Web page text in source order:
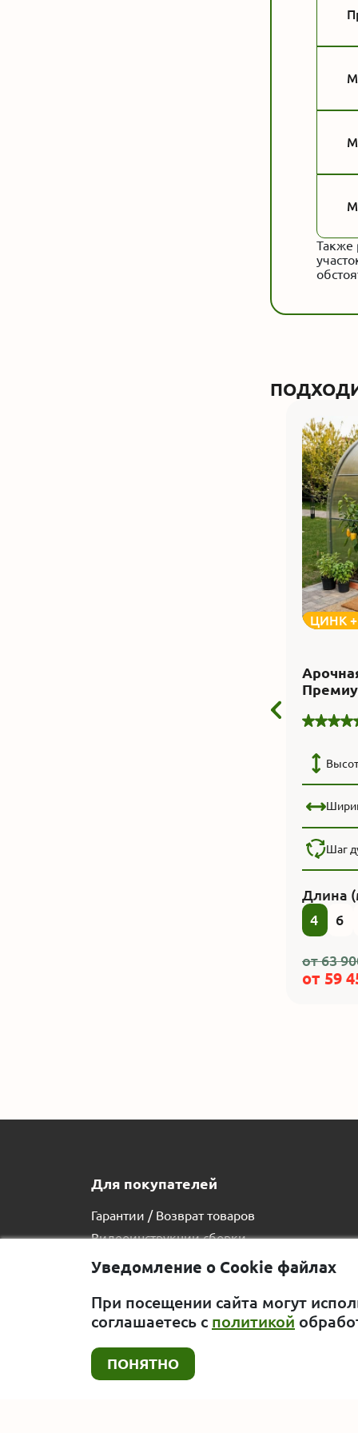
Также
ЦИНК
Шаг
Длина
4
6
от63
от 59
Для покупателей
Гарантии / Возврат товаров
Видеоинструкции сборки
Вопросы покупателей
Отзывы
Вакансии
Жалоба директору
Уведомление о Cookie файлах
При посещении сайта могут
соглашаетесь с политикой
ПОНЯТНО